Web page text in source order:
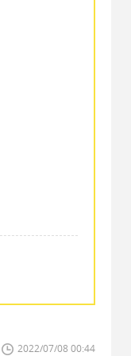
2022/07/08 00:44